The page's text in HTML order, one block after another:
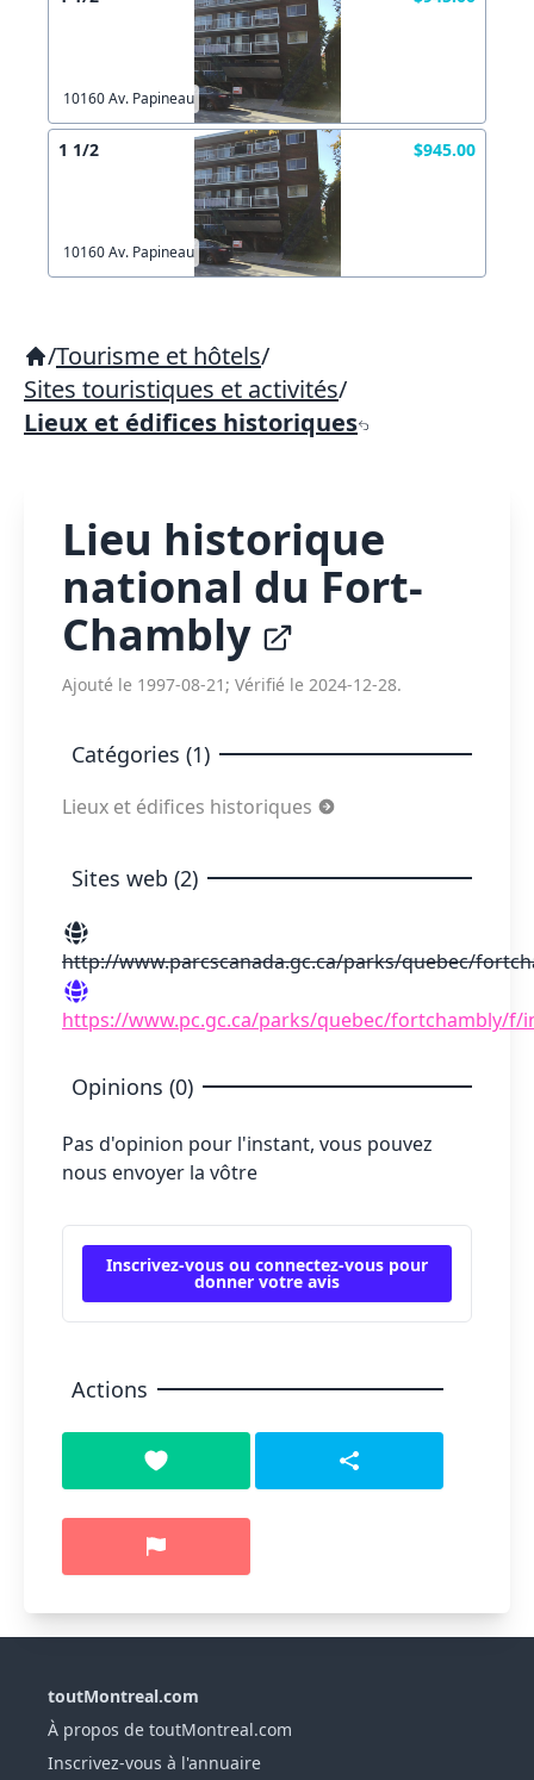
10160 Av. Papineau
1 1/2 $945.00
10160 Av. Papineau
/Tourisme et hôtels/
Sites touristiques et activités/
Lieux et édifices historiques
Lieu historique
national du Fort-
Chambly
Ajouté le 1997-08-21; Vérifié le 2024-12-28.
Catégories (1)
Lieux et édifices historiques
Sites web (2)
http://www.parcscanada.gc.ca/parks/quebec/
https://www.pc.gc.ca/parks/quebec/fortchambly/f/
Opinions (0)
Pas d'opinion pour l'instant, vous pouvez
nous envoyer la vôtre
Inscrivez-vous ou connectez-vous pour
donner votre avis
Actions
toutMontreal.com
À propos de toutMontreal.com
Inscrivez-vous à l'annuaire